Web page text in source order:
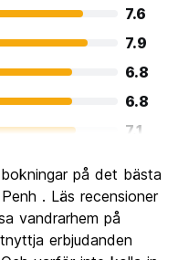
7.6
7.9
6.8
6.8
7.1
8.1
7.6
på det bästa
. Läs recensioner
vandrarhem på
erbjudanden